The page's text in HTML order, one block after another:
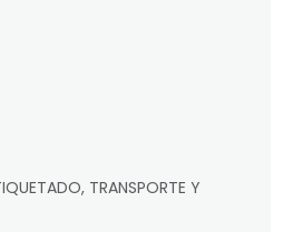
TRANSPORTE Y